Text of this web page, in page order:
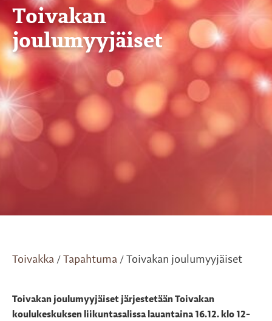
Toivakan
joulumyyjäiset
Toivakka / Tapahtuma / Toivakan joulumyyjäiset
Toivakan joulumyyjäiset järjestetään Toivakan
koulukeskuksen liikuntasalissa lauantaina 16.12. klo 12-